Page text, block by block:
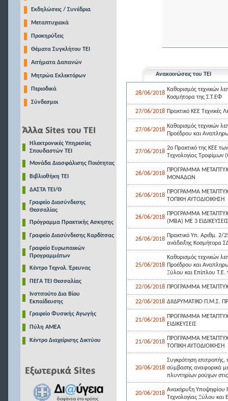
Εκδηλώσεις / Συνέδρια
Μεταπτυχιακά
Προκηρύξεις
Θέματα Συγκλήτου ΤΕΙ
Αιτήματα Δαπανών
Μητρώα Εκλεκτόρων
Περιοδικά
Σύνδεσμοι
Ηλεκτρονικές Υπηρεσίες
Σπουδαστών ΤΕΙ
Μονάδα Διασφάλισης Ποιότητας
Βιβλιοθήκη ΤΕΙ
ΔΑΣΤΑ ΤΕΙ/Θ
Γραφείο Διασύνδεσης
Θεσσαλίας
Πρόγραμμα Πρακτικής Ασκησης
Γραφείο Διασύνδεσης Καρδίτσας
Γραφείο Ευρωπαικών
Προγραμμάτων
Κέντρο Τεχνολ. Έρευνας
ΠΕΓΑ ΤΕΙ Θεσσαλίας
Ινστιτούτο Δια Βίου
Εκπαίδευσης
Γραφείο Φυσικής Αγωγής
Πύλη ΑΜΕΑ
Κέντρο Διαχείρισης Δικτύου
Ανακοινώσεις του ΤΕΙ
28/06/2018
Καθορισμός τεχνικών
Κοσμήτορα της Σ.Τ.ΕΦ
27/06/2018 Πρακτικό ΚΕΕ Τεχνικές
27/06/2018
Καθορισμός τεχνικών
Προέδρου και
27/06/2018
2ο Πρακτικό της ΚΕΕ
Τεχνολογίας
26/06/2018
ΠΡΟΓΡΑΜΜΑ
ΜΟΝΑΔΩΝ
26/06/2018
ΠΡΟΓΡΑΜΜΑ
ΤΟΠΙΚΗ ΑΥΤΟΔΙΟΙΚΗΣΗ
26/06/2018
ΠΡΟΓΡΑΜΜΑ
(ΜΒΑ) ΜΕ 3 ΕΙΔΙΚΕΥΣΕΙΣ
26/06/2018
Πρακτικό Υπ. Αριθμ. 2/
ανάδειξης Κοσμήτορα
25/06/2018
Καθορισμός τεχνικών
Προέδρου και
Ξύλου και Επίπλου Τ.Ε.
22/06/2018 ΠΡΟΓΡΑΜΜΑ
22/06/2018 ΔΙΙΔΡΥΜΑΤΙΚΟ Π.Μ.Σ.
21/06/2018
ΠΡΟΓΡΑΜΜΑ
ΕΙΔΙΚΕΥΣΕΙΣ
21/06/2018
ΠΡΟΓΡΑΜΜΑ
ΤΟΠΙΚΗ ΑΥΤΟΔΙΟΙΚΗΣΗ
20/06/2018
Συγκρότηση επιτροπής,
σύμβασης αναφορικά με
πλυντηρίων ρούχων στις
20/06/2018
Ανακήρυξη Υποψηφίου
Τεχνολογίας Ξύλου και